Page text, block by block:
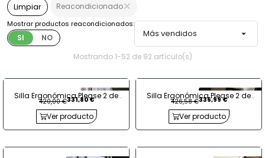
Limpiar Reacondicionado
Mostrar productos reacondicionados:
SI NO Más vendidos 
Mostrando 1-52 de 92 artículo(s)
Silla Ergonómica Please 2 de
Steelcase Brazos 3D
420,00 €331,80 €
Ver producto
Silla Ergonómica Please 2 de
Steelcase Brazos Regulables en
Altura
426,58 €336,99 €
Ver producto